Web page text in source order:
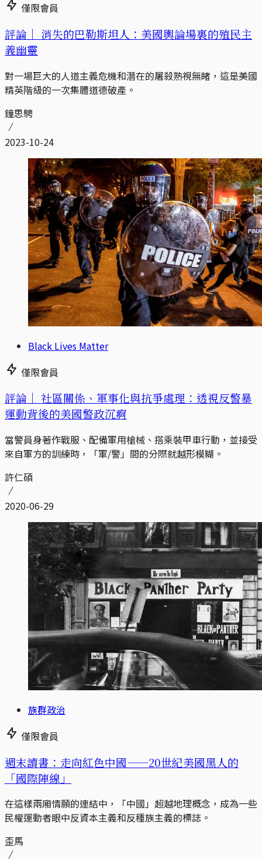
僅限會員
評論｜ 消失的巴勒斯坦人：美國輿論場裏的殖民主
義幽靈
對一場巨大的人道主義危機和潛在的屠殺熟視無睹，這是美國
精英階級的一次集體道德破產。
鐘思騁
2023-10-24
Black Lives Matter
僅限會員
評論｜ 社區關係、軍事化與抗爭處理：透視反警暴
運動背後的美國警政沉痾
當警員身著作戰服、配備軍用槍械、搭乘裝甲車行動，並接受
來自軍方的訓練時，「軍/警」間的分際就越形模糊。
許仁碩
2020-06-29
族群政治
僅限會員
週末讀書：走向紅色中國——20世紀美國黑人的
「國際陣線」
在這樣兩廂情願的連結中，「中國」超越地理概念，成為一些
民權運動者眼中反資本主義和反種族主義的標誌。
歪馬